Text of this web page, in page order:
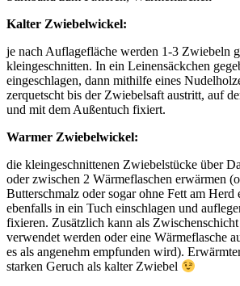
Kalter Zwiebelwickel:
je nach Auflagefläche werden 1-3 Zwiebeln
kleingeschnitten. In ein Leinensäckchen
eingeschlagen, dann mithilfe eines
zerquetscht bis der Zwiebelsaft austritt, auf
und mit dem Außentuch fixiert.
Warmer Zwiebelwickel:
die kleingeschnittenen Zwiebelstücke über
oder zwischen 2 Wärmeflaschen erwärmen
Butterschmalz oder sogar ohne Fett am Herd
ebenfalls in ein Tuch einschlagen und
fixieren. Zusätzlich kann als
verwendet werden oder eine Wärmeflasche
es als angenehm empfunden wird).
starken Geruch als kalter Zwiebel